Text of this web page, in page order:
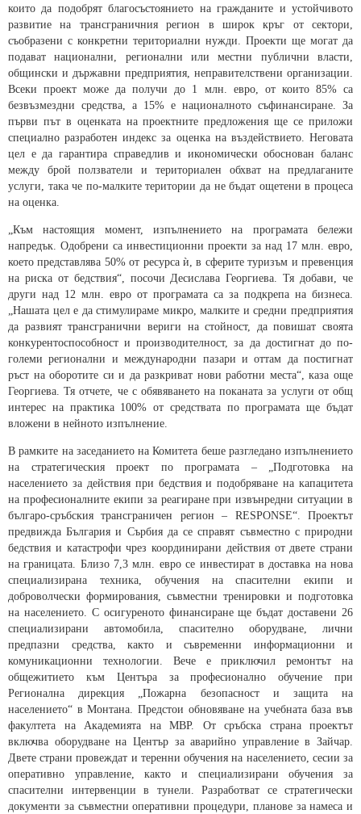
които да подобрят благосъстоянието на гражданите и устойчивото
развитие на трансграничния регион в широк кръг от сектори,
съобразени с конкретни териториални нужди. Проекти ще могат да
подават национални, регионални или местни публични власти,
общински и държавни предприятия, неправителствени организации.
Всеки проект може да получи до 1 млн. евро, от които 85% са
безвъзмездни средства, а 15% е националното съфинансиране. За
първи път в оценката на проектните предложения ще се приложи
специално разработен индекс за оценка на въздействието. Неговата
цел е да гарантира справедлив и икономически обоснован баланс
между брой ползватели и териториален обхват на предлаганите
услуги, така че по-малките територии да не бъдат ощетени в процеса
на оценка.
„Към настоящия момент, изпълнението на програмата бележи
напредък. Одобрени са инвестиционни проекти за над 17 млн. евро,
което представлява 50% от ресурса ѝ, в сферите туризъм и превенция
на риска от бедствия“, посочи Десислава Георгиева. Тя добави, че
други над 12 млн. евро от програмата са за подкрепа на бизнеса.
„Нашата цел е да стимулираме микро, малките и средни предприятия
да развият трансгранични вериги на стойност, да повишат своята
конкурентоспособност и производителност, за да достигнат до по-
големи регионални и международни пазари и оттам да постигнат
ръст на оборотите си и да разкриват нови работни места“, каза още
Георгиева. Тя отчете, че с обявяването на поканата за услуги от общ
интерес на практика 100% от средствата по програмата ще бъдат
вложени в нейното изпълнение.
В рамките на заседанието на Комитета беше разгледано изпълнението
на стратегическия проект по програмата – „Подготовка на
населението за действия при бедствия и подобряване на капацитета
на професионалните екипи за реагиране при извънредни ситуации в
българо-сръбския трансграничен регион – RESPONSE“. Проектът
предвижда България и Сърбия да се справят съвместно с природни
бедствия и катастрофи чрез координирани действия от двете страни
на границата. Близо 7,3 млн. евро се инвестират в доставка на нова
специализирана техника, обучения на спасителни екипи и
доброволчески формирования, съвместни тренировки и подготовка
на населението. С осигуреното финансиране ще бъдат доставени 26
специализирани автомобила, спасително оборудване, лични
предпазни средства, както и съвременни информационни и
комуникационни технологии. Вече е приключил ремонтът на
общежитието към Центъра за професионално обучение при
Регионална дирекция „Пожарна безопасност и защита на
населението“ в Монтана. Предстои обновяване на учебната база във
факултета на Академията на МВР. От сръбска страна проектът
включва оборудване на Център за аварийно управление в Зайчар.
Двете страни провеждат и теренни обучения на населението, сесии за
оперативно управление, както и специализирани обучения за
спасителни интервенции в тунели. Разработват се стратегически
документи за съвместни оперативни процедури, планове за намеса и